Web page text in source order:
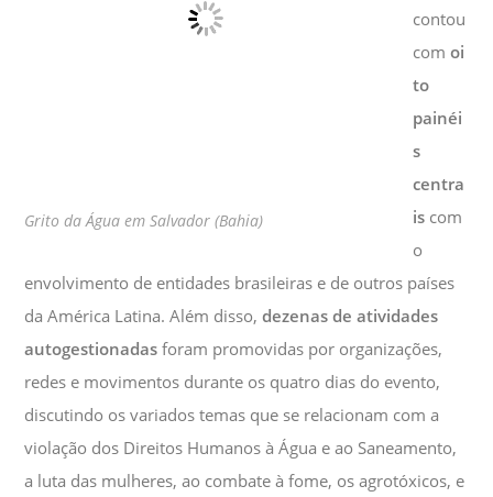
Grito da Água em Salvador (Bahia)
contou
com oi
to
painéi
s
centra
iscom
o
envolvimento de entidades brasileiras e de outros países
da América Latina. Além disso,dezenas de atividades
autogestionadas foram promovidas por organizações,
redes e movimentos durante os quatro dias do evento,
discutindo os variados temas que se relacionam com a
violação dos Direitos Humanos à Água e ao Saneamento,
a luta das mulheres, ao combate à fome, os agrotóxicos, e